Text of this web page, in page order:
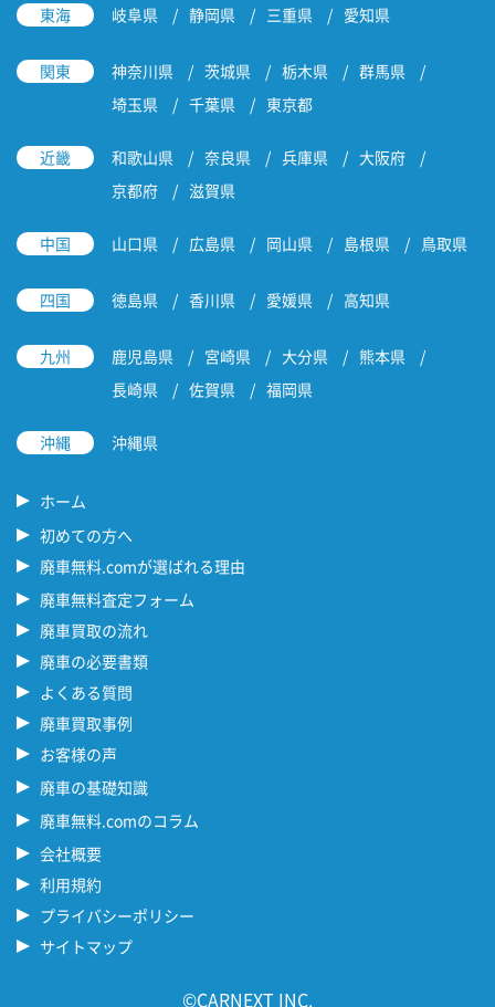
東海 岐阜県 静岡県 三重県 愛知県
関東 神奈川県 茨城県 栃木県
群馬県
埼玉県
千葉県 東京都
近畿 和歌山県 奈良県 兵庫県
大阪府
京都府
滋賀県
中国 山口県 広島県 岡山県 島根県 鳥取県
四国 徳島県 香川県 愛媛県 高知県
九州 鹿児島県 宮崎県 大分県
熊本県
長崎県
佐賀県 福岡県
沖縄 沖縄県
ホーム
初めての方へ
廃車無料.comが選ばれる理由
廃車無料査定フォーム
廃車買取の流れ
廃車の必要書類
よくある質問
廃車買取事例
お客様の声
廃車の基礎知識
廃車無料.comのコラム
会社概要
利用規約
プライバシーポリシー
サイトマップ
©CARNEXT INC.